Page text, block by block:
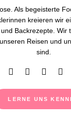
Als begeisterte
kreieren wir
Backrezepte. Wir
Reisen und
sind.
LERNE UNS